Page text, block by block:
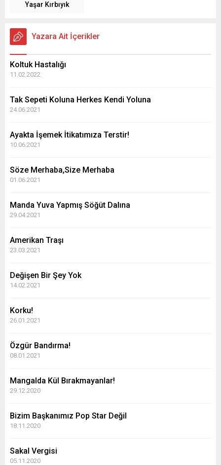
Yaşar Kırbıyık
Yazara Ait İçerikler
Koltuk Hastalığı
11.02.2022
Tak Sepeti Koluna Herkes Kendi Yoluna
24.06.2021
Ayakta İşemek İtikatımıza Terstir!
10.06.2021
Söze Merhaba,Size Merhaba
01.06.2021
Manda Yuva Yapmış Söğüt Dalına
29.04.2021
Amerikan Traşı
23.03.2021
Değişen Bir Şey Yok
14.02.2021
Korku!
26.01.2021
Özgür Bandırma!
08.01.2021
Mangalda Kül Bırakmayanlar!
29.12.2020
Bizim Başkanımız Pop Star Değil
18.11.2020
Sakal Vergisi
05.11.2020